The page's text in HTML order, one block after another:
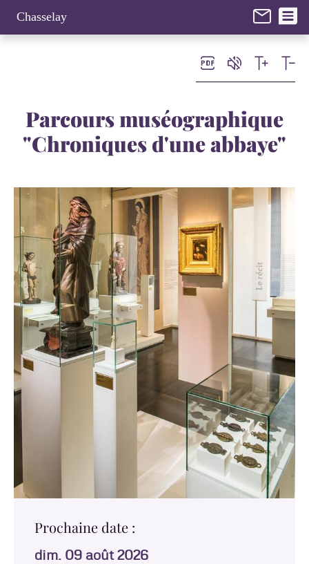
Chasselay
Parcours muséographique
"Chroniques d'une abbaye"
Prochaine date :
dim. 09 août 2026